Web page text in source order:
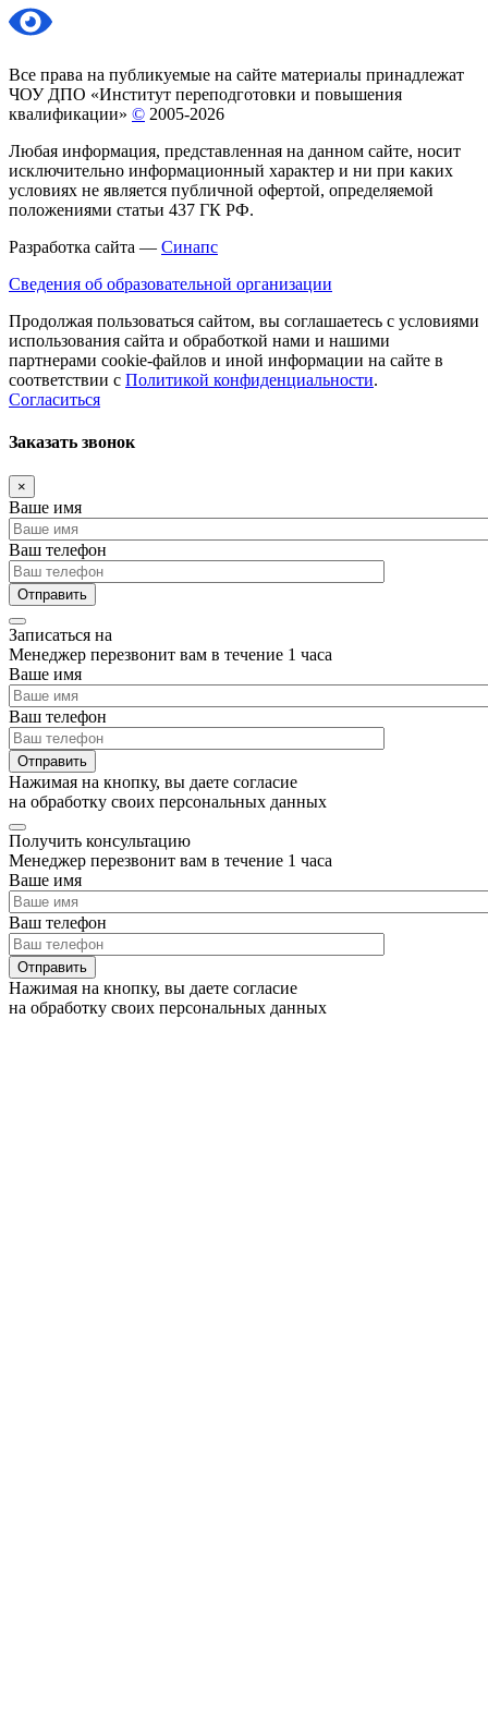
Все права на публикуемые на сайте материалы принадлежат
ЧОУ ДПО «Институт переподготовки и повышения
квалификации» © 2005-2026
Любая информация, представленная на данном сайте, носит
исключительно информационный характер и ни при каких
условиях не является публичной офертой, определяемой
положениями статьи 437 ГК РФ.
Разработка сайта — Синапс
Сведения об образовательной организации
Продолжая пользоваться сайтом, вы соглашаетесь с условиями
использования сайта и обработкой нами и нашими
партнерами cookie-файлов и иной информации на сайте в
соответствии с Политикой конфиденциальности.
Согласиться
Заказать звонок
×
Ваше имя
Ваш телефон
Записаться на
Менеджер перезвонит вам в течение 1 часа
Ваше имя
Ваш телефон
Нажимая на кнопку, вы даете согласие
на обработку своих персональных данных
Получить консультацию
Менеджер перезвонит вам в течение 1 часа
Ваше имя
Ваш телефон
Нажимая на кнопку, вы даете согласие
на обработку своих персональных данных